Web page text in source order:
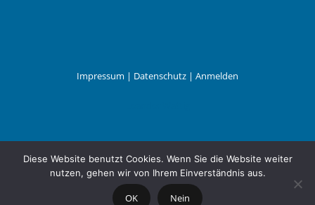
Impressum | Datenschutz | Anmelden
Diese Website benutzt Cookies. Wenn Sie die Website weiter
nutzen, gehen wir von Ihrem Einverständnis aus.
OK Nein